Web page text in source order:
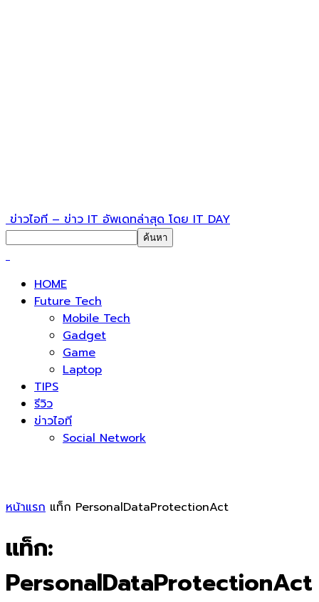
ข่าวไอที – ข่าว IT อัพเดทล่าสุด โดย IT DAY
HOME
Future Tech
Mobile Tech
Gadget
Game
Laptop
TIPS
รีวิว
ข่าวไอที
Social Network
หน้าแรก แท็ก PersonalDataProtectionAct
แท็ก:
PersonalDataProtectionAct